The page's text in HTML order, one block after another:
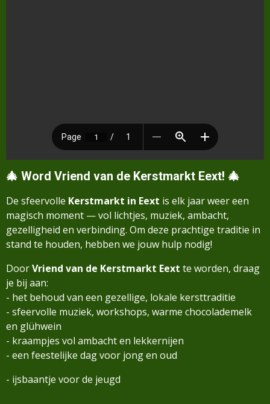
🎄 Word Vriend van de Kerstmarkt Eext! 🎄
De sfeervolle Kerstmarkt in Eext is elk jaar weer een
magisch moment — vol lichtjes, muziek, ambacht,
gezelligheid en verbinding. Om deze prachtige traditie in
stand te houden, hebben we jouw hulp nodig!
DoorVriend van de Kerstmarkt Eext te worden, draag
je bij aan:
- het behoud van een gezellige, lokale kersttraditie
- sfeervolle muziek, workshops, warme chocolademelk
en glühwein
- kraampjes vol ambacht en lekkernijen
- een feestelijke dag voor jong en oud
- ijsbaantje voor de jeugd